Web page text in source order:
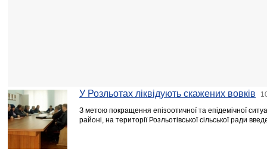
У Розльотах ліквідують скажених вовків
З метою покращення епізоотичної та епідемічної
районі, на території Розльотівської сільської ради